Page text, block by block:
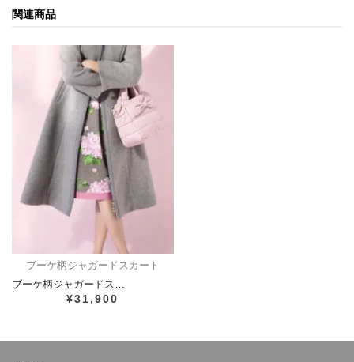
関連商品
ブーケ柄ジャガードスカート
ブーケ柄ジャガードス…
¥31,900